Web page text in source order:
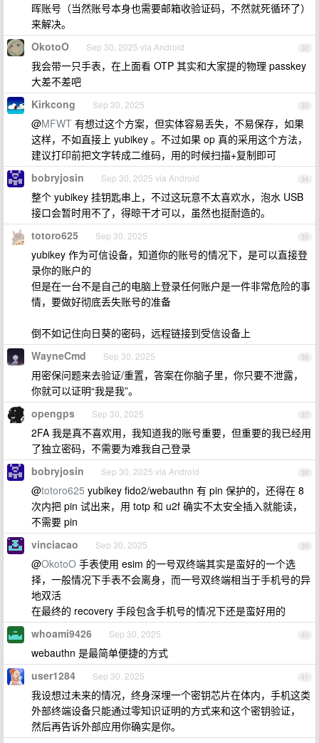
晖账号（当然账号本身也需要邮箱收验证码，不然就死循环了）
来解决。
32
OkotoO Sep 30, 2025 via Android
我会带一只手表，在上面看 OTP 其实和大家提的物理 passkey
大差不差吧
33
Kirkcong Sep 30, 2025
@MFWT 有想过这个方案，但实体容易丢失，不易保存，如果
这样，不如直接上 yubikey 。不过如果 op 真的采用这个方法，
建议打印前把文字转成二维码，用的时候扫描+复制即可
34
bobryjosin Sep 30, 2025 via Android
整个 yubikey 挂钥匙串上，不过这玩意不太喜欢水，泡水 USB
接口会暂时用不了，得晾干才可以，虽然也挺耐造的。
35
totoro625 Sep 30, 2025
yubikey 作为可信设备，知道你的账号的情况下，是可以直接登
录你的账户的
但是在一台不是自己的电脑上登录任何账户是一件非常危险的事
情，要做好彻底丢失账号的准备
倒不如记住向日葵的密码，远程链接到受信设备上
36
WayneCmd Sep 30, 2025
用密保问题来去验证/重置，答案在你脑子里，你只要不泄露，
你就可以证明“我是我”。
37
opengps Sep 30, 2025
2FA 我是真不喜欢用，我知道我的账号重要，但重要的我已经用
了独立密码，不需要为难我自己登录
38
bobryjosin Sep 30, 2025 via Android
@totoro625 yubikey fido2/webauthn 有 pin 保护的，还得在 8
次内把 pin 试出来，用 totp 和 u2f 确实不太安全插入就能读，
不需要 pin
39
vinciacao Sep 30, 2025
@OkotoO 手表使用 esim 的一号双终端其实是蛮好的一个选
择，一般情况下手表不会离身，而一号双终端相当于手机号的异
地双活
在最终的 recovery 手段包含手机号的情况下还是蛮好用的
40
whoami9426 Sep 30, 2025
webauthn 是最简单便捷的方式
41
user1284 Sep 30, 2025
我设想过未来的情况，终身深埋一个密钥芯片在体内，手机这类
外部终端设备只能通过零知识证明的方式来和这个密钥验证，
然后再告诉外部应用你确实是你。